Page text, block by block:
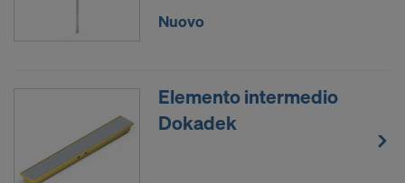
Nuovo
Elemento intermedio
Dokadek
protocollo Internet”).
Collaboriamo con le società destinatarie seguenti
mediante diverse applicazioni: